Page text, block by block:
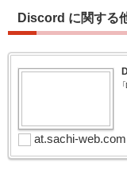
Discord に関する
at.sachi-web.com